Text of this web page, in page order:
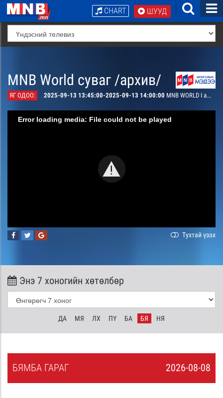
ШУУД
CHART
MNB World суваг /архив/
ЯГ ОДОО: 2025-09-13 13:45:00-2025-09-13 14:00:00 MNB WORLD I am Mongolian
Error loading media: File could not be played
Тухтай үзэх
Энэ 7 хоногийн хөтөлбөр
ДА МЯ ЛХ ПҮ БА БЯ НЯ
2026-08-08
БЯМБА ГАРАГ